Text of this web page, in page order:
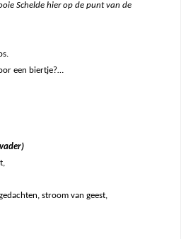
Schelde hier op de punt van de
een biertje?…
stroom van geest,